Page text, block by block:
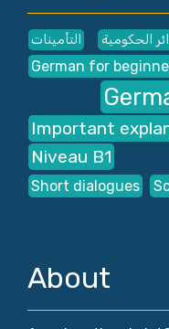
الحكومية التأمينات
German for
Important
Niveau B1
Short dialogues
About